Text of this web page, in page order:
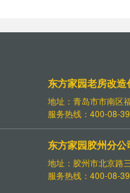
东方家园老房改造
地址：青岛市市南区
服务热线：400-08-
东方家园胶州分公
地址：胶州市北京路
服务热线：400-08-